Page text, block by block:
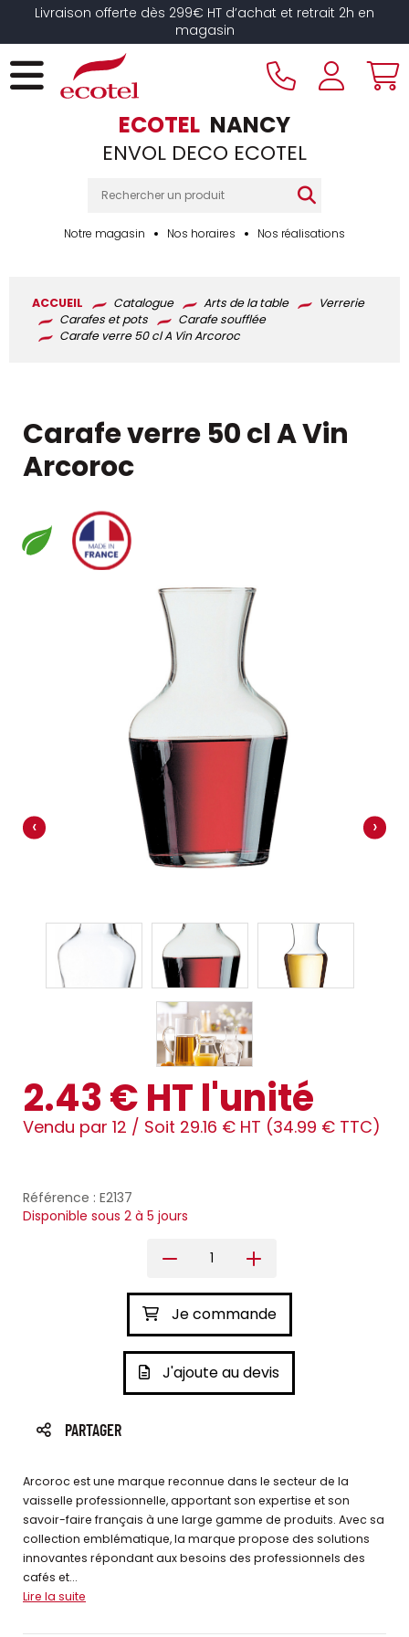
Livraison offerte dès 299€ HT d’achat et retrait 2h en
magasin
ECOTEL NANCY
ENVOL DECO ECOTEL
Notre magasin Nos horaires Nos réalisations
ACCUEIL Catalogue Arts de la table
Verrerie
Carafes et pots
Carafe soufflée
Carafe verre 50 cl A Vin Arcoroc
Carafe verre 50 cl A Vin
Arcoroc
‹ ›
2.43 € HT l'unité
Vendu par 12 / Soit 29.16 € HT (34.99 € TTC)
Référence : E2137
Disponible sous 2 à 5 jours
Je commande
J'ajoute au devis
PARTAGER
Arcoroc est une marque reconnue dans le secteur de la
vaisselle professionnelle, apportant son expertise et son
savoir-faire français à une large gamme de produits. Avec sa
collection emblématique, la marque propose des solutions
innovantes répondant aux besoins des professionnels des
cafés et...
Lire la suite
Panneau de gestion des cookies